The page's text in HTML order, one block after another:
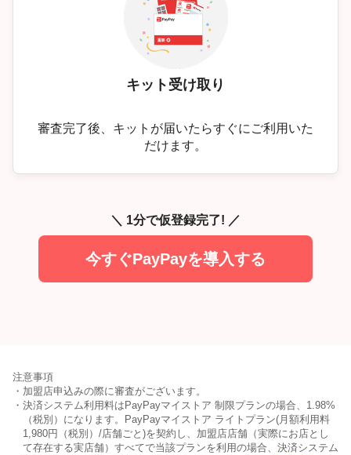
キット受け取り
審査完了後、キットが届いたらすぐにご利用いた
だけます。
＼ 1分で仮登録完了! ／
今すぐPayPayを導入する
注意事項
・加盟店申込みの際に審査がございます。
・決済システム利用料はPayPayマイストア 制限プランの場合、1.98%
（税別）になります。PayPayマイストア ライトプラン(月額利用料
1,980円（税別）/店舗ごと)を契約し、加盟店店舗（実際にお店とし
て存在する実店舗）すべてで当該プランを利用の場合、決済システム